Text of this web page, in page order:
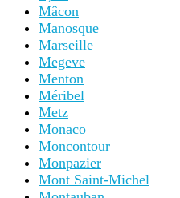
Mâcon
Manosque
Marseille
Megeve
Menton
Méribel
Metz
Monaco
Moncontour
Monpazier
Mont Saint-Michel